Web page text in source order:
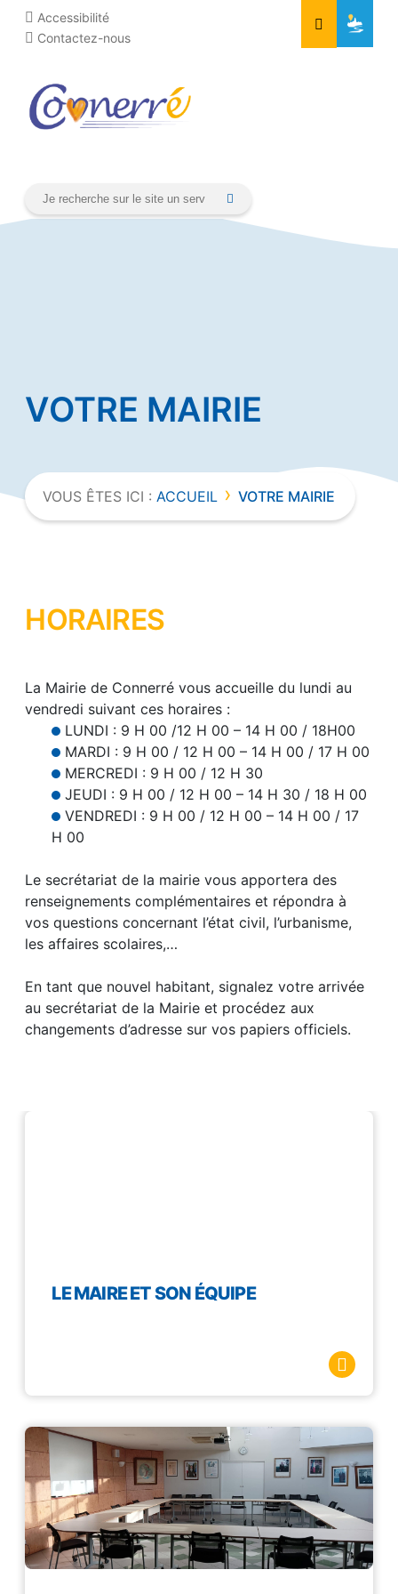
Aller Accessibilité
Contactez-nous
VOTRE MAIRIE
VOUS ÊTES ICI : ACCUEIL ›VOTRE MAIRIE
HORAIRES
La Mairie de Connerré vous accueille du lundi au
vendredi suivant ces horaires :
LUNDI : 9 H 00 /12 H 00 – 14 H 00 / 18H00
MARDI : 9 H 00 / 12 H 00 – 14 H 00 / 17 H 00
MERCREDI : 9 H 00 / 12 H 30
JEUDI : 9 H 00 / 12 H 00 – 14 H 30 / 18 H 00
VENDREDI : 9 H 00 / 12 H 00 – 14 H 00 / 17
H 00
Le secrétariat de la mairie vous apportera des
renseignements complémentaires et répondra à
vos questions concernant l’état civil, l’urbanisme,
les affaires scolaires,…
En tant que nouvel habitant, signalez votre arrivée
au secrétariat de la Mairie et procédez aux
changements d’adresse sur vos papiers officiels.
LE MAIRE ET SON ÉQUIPE
Cookies management panel